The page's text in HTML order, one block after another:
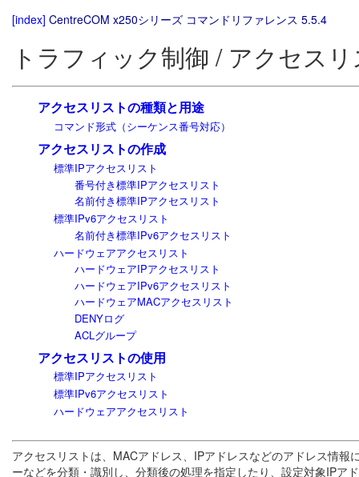
[index] CentreCOM x250シリーズ コマンドリファレンス 5.5.4
トラフィック制御 / アクセス
アクセスリストの種類と用途
コマンド形式（シーケンス番号対応）
アクセスリストの作成
標準IPアクセスリスト
番号付き標準IPアクセスリスト
名前付き標準IPアクセスリスト
標準IPv6アクセスリスト
名前付き標準IPv6アクセスリスト
ハードウェアアクセスリスト
ハードウェアIPアクセスリスト
ハードウェアIPv6アクセスリスト
ハードウェアMACアクセスリスト
DENYログ
ACLグループ
アクセスリストの使用
標準IPアクセスリスト
標準IPv6アクセスリスト
ハードウェアアクセスリスト
アクセスリストは、MACアドレス、IPアドレスなどのアドレス情
ーなどを分類・識別し、分類後の処理を指定したり、設定対象IPア